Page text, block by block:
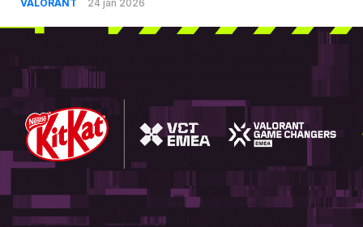
VALORANT 24 jan 2026